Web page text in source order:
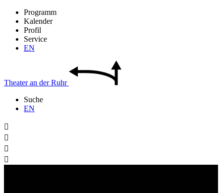
Programm
Kalender
Profil
Service
EN
Theateran derRuhr
Suche
EN



